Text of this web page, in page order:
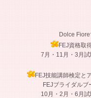
Dolce Fiore
FEJ資格取
7月・11月・3月
FEJ技能講師検定と
FEJブライダルブ
10月・2月・6月